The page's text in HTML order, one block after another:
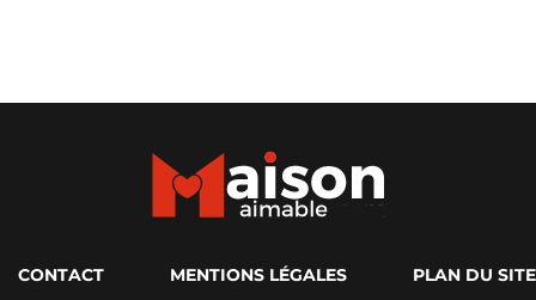
CONTACT MENTIONS LÉGALES PLAN DU SITE